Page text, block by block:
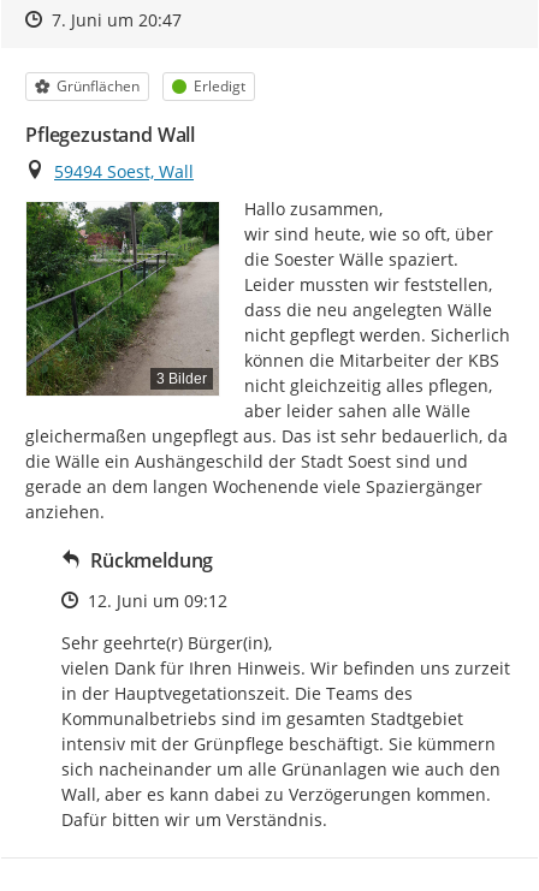
Zeitpunkt des Erstellens
Zeitpunkt des Erstellens
7. Juni um 20:47Zur Äußerung
Kategorie
Grünflächen Status
Erledigt
Pflegezustand Wall
Ort
59494 Soest, Wall
3 Bilder
Hallo zusammen,
wir sind heute, wie so oft, über
die Soester Wälle spaziert.
Leider mussten wir feststellen,
dass die neu angelegten Wälle
nicht gepflegt werden. Sicherlich
können die Mitarbeiter der KBS
nicht gleichzeitig alles pflegen,
aber leider sahen alle Wälle
gleichermaßen ungepflegt aus. Das ist sehr bedauerlich, da
die Wälle ein Aushängeschild der Stadt Soest sind und
gerade an dem langen Wochenende viele Spaziergänger
anziehen.
Rückmeldung
Zeitpunkt des Erstellens
12. Juni um 09:12
Sehr geehrte(r) Bürger(in),
vielen Dank für Ihren Hinweis. Wir befinden uns zurzeit
in der Hauptvegetationszeit. Die Teams des
Kommunalbetriebs sind im gesamten Stadtgebiet
intensiv mit der Grünpflege beschäftigt. Sie kümmern
sich nacheinander um alle Grünanlagen wie auch den
Wall, aber es kann dabei zu Verzögerungen kommen.
Dafür bitten wir um Verständnis.